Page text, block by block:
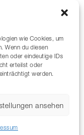
wie Cookies, um
Wenn du diesen
oder eindeutige IDs
erteilst oder
werden.
ansehen